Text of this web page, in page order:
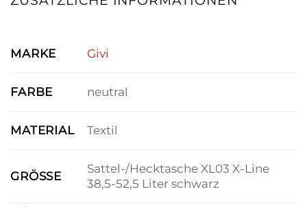
MARKE Givi
FARBE neutral
MATERIAL Textil
GRÖSSE
Sattel-/Hecktasche XL03 X-Line
38,5-52,5 Liter schwarz